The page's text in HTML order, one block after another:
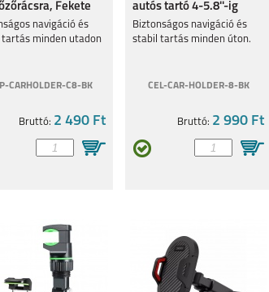
FOLD7
A56 5G
SAMSUNG GALAXY
A36 5G
Fekete
navigáció és
minden utadon
CARHOLDER-C8-BK
Bruttó: 2 490 Ft
autós tartó 4-5.8''-ig
Biztonságos navigáció és
stabil tartás minden úton.
CEL-CAR-HOLDER-8-BK
Bruttó: 2 990 Ft